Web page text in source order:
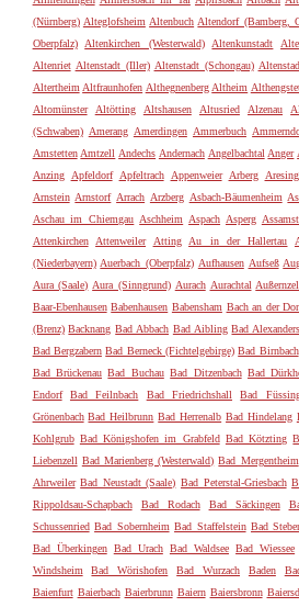
(Nürnberg) Alteglofsheim Altenbuch Altendorf (Bamberg,
Oberpfalz)
Altenkirchen (Westerwald) Altenkunstadt
Altenriet Altenstadt (Iller) Altenstadt (Schongau)
Altertheim Altfraunhofen Althegnenberg Altheim
Altomünster
Altötting Altshausen Altusried Alzenau
(Schwaben) Amerang Amerdingen Ammerbuch
Amstetten Amtzell Andechs Andernach Angelbachtal Anger
Anzing
Apfeldorf Apfeltrach Appenweier Arberg Aresing
Arnstein Arnstorf Arrach Arzberg Asbach-Bäumenheim
Aschau im Chiemgau Aschheim Aspach Asperg
Attenkirchen
Attenweiler Atting Au in der Hallertau
(Niederbayern) Auerbach (Oberpfalz) Aufhausen Aufseß
Aura (Saale) Aura (Sinngrund) Aurach Aurachtal
Baar-Ebenhausen Babenhausen Babensham Bach an der
(Brenz) Backnang Bad Abbach Bad Aibling Bad
Bad Bergzabern Bad Berneck (Fichtelgebirge) Bad Birnbach
Bad Brückenau Bad Buchau Bad Ditzenbach Bad
Endorf
Bad Feilnbach Bad Friedrichshall Bad
Grönenbach Bad Heilbrunn Bad Herrenalb Bad Hindelang
Kohlgrub Bad Königshofen im Grabfeld Bad Kötzting
Liebenzell Bad Marienberg (Westerwald) Bad Mergentheim
Ahrweiler Bad Neustadt (Saale) Bad Peterstal-Griesbach
Rippoldsau-Schapbach
Bad Rodach Bad Säckingen
Schussenried Bad Sobernheim Bad Staffelstein Bad
Bad Überkingen Bad Urach Bad Waldsee Bad Wiessee
Windsheim
Bad Wörishofen Bad Wurzach Baden
Baienfurt Baierbach Baierbrunn Baiern Baiersbronn